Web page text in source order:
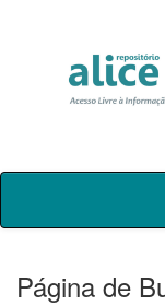
Skip
Página de